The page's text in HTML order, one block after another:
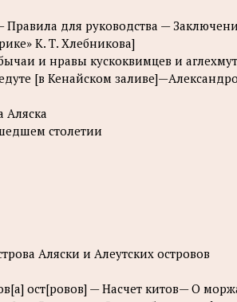
для руководства —
К. Т. Хлебникова]
и нравы кускоквимцев и
[в Кенайском
Аляска
столетии
Аляски и Алеутских островов
ост[ровов] — Насчет китов— О